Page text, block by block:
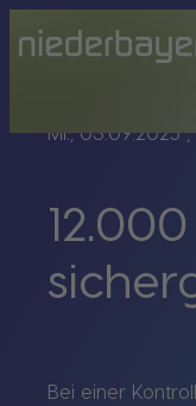
Mi., 03.09.2025,
Bei einer